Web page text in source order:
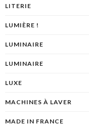
LITERIE
LUMIÈRE !
LUMINAIRE
LUMINAIRE
LUXE
MACHINES À LAVER
MADE IN FRANCE